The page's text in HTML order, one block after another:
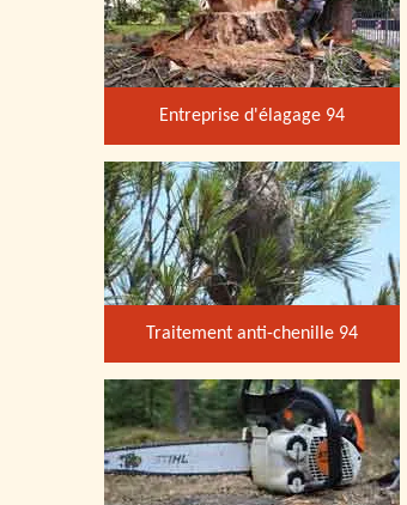
Entreprise d'élagage 94
Traitement anti-chenille 94